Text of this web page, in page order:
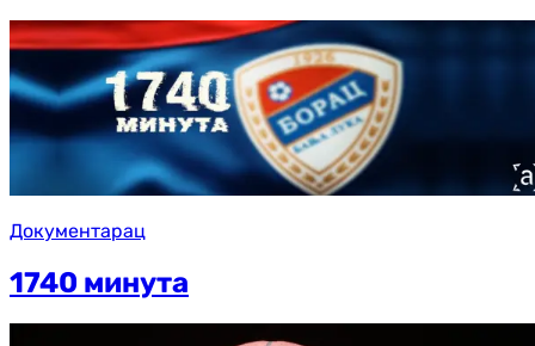
Документарац
1740 минута